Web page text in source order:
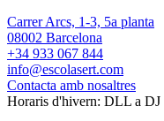
Carrer Arcs, 1-3, 5a planta
08002 Barcelona
+34 933 067 844
info@escolasert.com
Contacta amb nosaltres
Horaris d'hivern: DLL a DJ